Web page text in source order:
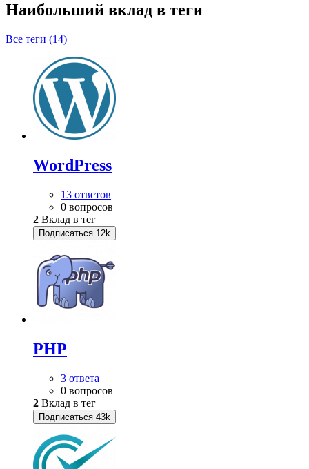
Наибольший вклад в теги
Все теги (14)
WordPress
13 ответов
0 вопросов
2 Вклад в тег
Подписаться 12k
PHP
3 ответа
0 вопросов
2 Вклад в тег
Подписаться 43k